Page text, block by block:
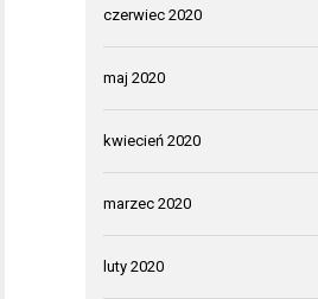
czerwiec 2020
maj 2020
kwiecień 2020
marzec 2020
luty 2020